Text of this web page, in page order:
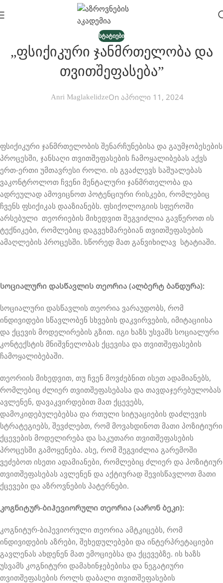
ᲡᲢᲐᲢᲘᲔᲑᲘ
„ფსიქიკური Ჯანმრთელობა Და
Თვითშეფასება”
Anri MaglakelidzeOn აპრილი 11, 2024
ფსიქიკური ჯანმრთელობის შენარჩუნებისა და გაუმჯობესების
პროცესში, ჯანსაღი თვითშეფასების ჩამოყალიბებას აქვს
ერთ-ერთი უმთავრესი როლი. ის გვაძლევს საშუალებას
ვაკონტროლოთ ჩვენი მენტალური ჯანმრთელობა და
ადრეულად ამოვიცნოთ პოტენციური რისკები, რომლებიც
ჩვენს ფსიქიკას დააზიანებს. ფსიქოლოგიის სფეროში
არსებული თეორიების მიხედვით შეგვიძლია გავწეროთ ის
ტექნიკები, რომლებიც დაგვეხმარებიან თვითშეფასების
ამაღლების პროცესში. სწორედ მათ განვიხილავ სტატიაში.
სოციალური დასწავლის თეორია (ალბერტ ბანდურა):
სოციალური დასწავლის თეორია ვარაუდობს, რომ
ინდივიდები სწავლობენ სხვების დაკვირვების, იმიტაციისა
და ქცევის მოდელირების გზით. იგი ხაზს უსვამს სოციალური
კონტექსტის მნიშვნელობას ქცევისა და თვითშეფასების
ჩამოყალიბებაში.
თეორიის მიხედვით, თუ ჩვენ მოვძებნით ისეთ ადამიანებს,
რომლებიც ძლიერ თვითშეფასებასა და თავდაჯერებულობას
ავლენენ, დავაკვირდებით მათ ქცევებს,
დამოკიდებულებებსა და რთული სიტუაციების დაძლევის
სტრატეგიებს, შევძლებთ, რომ მოვახდინოთ მათი პოზიტიური
ქცევების მოდელირება და საკუთარი თვითშეფასების
პროცესში გამოყენება. ასე, რომ შეგვიძლია გარემოში
ვეძებოთ ისეთი ადამიანები, რომლებიც ძლიერ და პოზიტიურ
თვითშეფასებას ავლენენ და აქტიურად შევისწავლოთ მათი
ქცევები და აზროვნების პატერნები.
კოგნიტურ-ბიჰევიორული თეორია (აარონ ბეკი):
კოგნიტურ-ბიჰევიორული თეორია ამტკიცებს, რომ
ინდივიდების აზრები, შეხედულებები და ინტერპრეტაციები
გავლენას ახდენენ მათ ემოციებსა და ქცევებზე. ის ხაზს
უსვამს კოგნიტური დამახინჯებებისა და ნეგატიური
თვითშეფასების როლს დაბალი თვითშეფასების